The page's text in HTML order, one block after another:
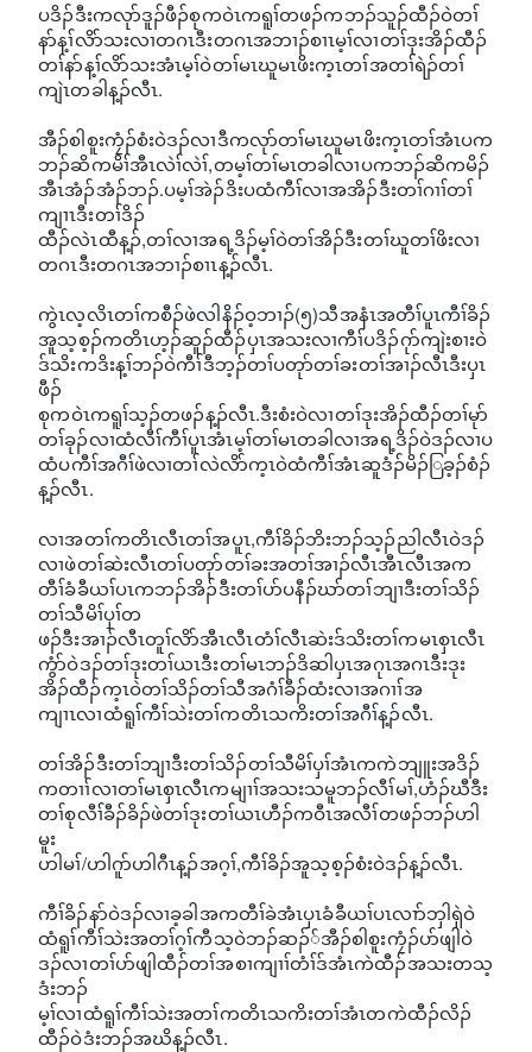
ပဒိၣ်ဒီးကလုာ်ဒူၣ်ဖီၣ်စုကဝဲၤကရူၢ်တဖၣ်ကဘၣ်သူၣ်ထီၣ်ဝဲတၢ်
နာ်န့ၢ်လိာ်သးလၢတဂၤဒီးတဂၤအဘၢၣ်စၢၤမ့ၢ်လၢတၢ်ဒုးအိၣ်ထီၣ်
တၢ်နာ်န့ၢ်လိာ်သးအံၤမ့ၢ်ဝဲတၢ်မၤဃူမၤဖိးက့ၤတၢ်အတၢ်ရဲၣ်တၢ်
ကျဲၤတခါန့ၣ်လီၤ.
အီၣ်စါစူးကၠံၣ်စံးဝဲဒၣ်လၢဒီကလုာ်တၢ်မၤဃူမၤဖိးက့ၤတၢ်အံၤပက
ဘၣ်ဆိကမိၢ်အီၤလဲၢ်လဲၢ်,တမ့ၢ်တၢ်မၤတခါလၢပကဘၣ်ဆိကမိၣ်
အီၤအံၣ်အံၣ်ဘၣ်.ပမ့ၢ်အဲၣ်ဒိးပထံကီၢ်လၢအအိၣ်ဒီးတၢ်ဂၢၢ်တၢ်
ကျၢၤဒီးတၢ်ဒိၣ်
ထီၣ်လဲၤထီန့ၣ်,တၢ်လၢအရ့ဒိၣ်မ့ၢ်ဝဲတၢ်အိၣ်ဒီးတၢ်ဃူတၢ်ဖိးလၢ
တဂၤဒီးတဂၤအဘၢၣ်စၢၤန့ၣ်လီၤ.
ကွဲၤလ့လိၤတၢ်ကစီၣ်ဖဲလါနိၣ်ဝ့ဘၢၣ်(၅)သီအနံၤအတီၢ်ပူၤကီၢ်ခိၣ်
အူသ့စ့ၣ်ကတိၤဟ့ၣ်ဆူၣ်ထီၣ်ပှၤအသးလၢကီၢ်ပဒိၣ်ဂုာ်ကျဲးစၢးဝဲ
ဒ်သိးကဒိးန့ၢ်ဘၣ်ဝဲကီၢ်ဒီဘ့ၣ်တၢ်ပတုာ်တၢ်ခးတၢ်အၢၣ်လီၤဒီးပှၤ
ဖီၣ်
စုကဝဲၤကရူၢ်သ့ၣ်တဖၣ်န့ၣ်လီၤ.ဒီးစံးဝဲလၢတၢ်ဒုးအိၣ်ထီၣ်တၢ်မုာ်
တၢ်ခုၣ်လၢထံလီၢ်ကီၢ်ပူၤအံၤမ့ၢ်တၢ်မၤတခါလၢအရ့ဒိၣ်ဝဲဒၣ်လၢပ
ထံပကီၢ်အဂီၢ်ဖဲလၢတၢ်လဲလိာ်က့ၤဝဲထံကီၢ်အံၤဆူဒံၣ်မိၣ်ြခ့ၣ်စံၣ်
န့ၣ်လီၤ.
လၢအတၢ်ကတိၤလီၤတၢ်အပူၤ,ကီၢ်ခိၣ်ဘိးဘၣ်သ့ၣ်ညါလီၤဝဲဒၣ်
လၢဖဲတၢ်ဆဲးလီၤတၢ်ပတုာ်တၢ်ခးအတၢ်အၢၣ်လီၤအီၤလီၤအက
တီၢ်ခံခီယၢ်ပၤကဘၣ်အိၣ်ဒီးတၢ်ပာ်ပနီၣ်ဃာ်တၢ်ဘျၢဒီးတၢ်သိၣ်
တၢ်သီမိၢ်ပှၢ်တ
ဖၣ်ဒီးအၢၣ်လီၤတူၢ်လိာ်အီၤလီၤတံၢ်လီၤဆဲးဒ်သိးတၢ်ကမၤစှၤလီၤ
ကွံာ်ဝဲဒၣ်တၢ်ဒုးတၢ်ယၤဒီးတၢ်မၤဘၣ်ဒိဆါပှၤအဂုၤအဂၤဒီးဒုး
အိၣ်ထီၣ်က့ၤဝဲတၢ်သိၣ်တၢ်သီအဂံၢ်ခီၣ်ထံးလၢအဂၢၢ်အ
ကျၢၤလၢထံရူၢ်ကီၢ်သဲးတၢ်ကတိၤသကိးတၢ်အဂီၢ်န့ၣ်လီၤ.
တၢ်အိၣ်ဒီးတၢ်ဘျၢဒီးတၢ်သိၣ်တၢ်သီမိၢ်ပှၢ်အံၤကကဲဘျူးအဒိၣ်
ကတၢၢ်လၢတၢ်မၤစှၤလီၤကမျၢၢ်အသးသမူဘၣ်လီၢ်မၢ်,ဟံၣ်ဃီဒီး
တၢ်စုလီၢ်ခီၣ်ခိၣ်ဖဲတၢ်ဒုးတၢ်ယၤဟီၣ်ကဝီၤအလီၢ်တဖၣ်ဘၣ်ဟါ
မူး
ဟါမၢ်/ဟါဂူာ်ဟါဂီၤန့ၣ်အဂ့ၢ်,ကီၢ်ခိၣ်အူသ့စ့ၣ်စံးဝဲဒၣ်န့ၣ်လီၤ.
ကီၢ်ခိၣ်နာ်ဝဲဒၣ်လၢခ့ခါအကတီၢ်ခဲအံၤပှၤခံခီယၢ်ပၤလၢာ်ဘှါရှဲဝဲ
ထံရူၢ်ကီၢ်သဲးအတၢ်ဂ့ၢ်ကီသ့ဝဲဘၣ်ဆၣ််အီၣ်စါစူးကၠံၣ်ပာ်ဖျါဝဲ
ဒၣ်လၢတၢ်ပာ်ဖျါထီၣ်တၢ်အစၢကျၢၢ်တံၢ်ဒ်အံၤကဲထီၣ်အသးတသ့
ဒံးဘၣ်
မ့ၢ်လၢထံရူၢ်ကီၢ်သဲးအတၢ်ကတိၤသကိးတၢ်အံၤတကဲထီၣ်လိၣ်
ထီၣ်ဝဲဒံးဘၣ်အဃိန့ၣ်လီၤ.